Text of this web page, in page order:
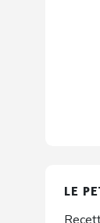
LE